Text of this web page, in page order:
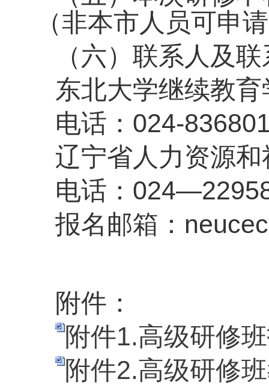
（非本市人员可申
（六）联系人及
东北大学继续教育
电话：024-
辽宁省人力资源
电话：
报名邮箱：
附件：
附件1.高级研修
附件2.高级研修